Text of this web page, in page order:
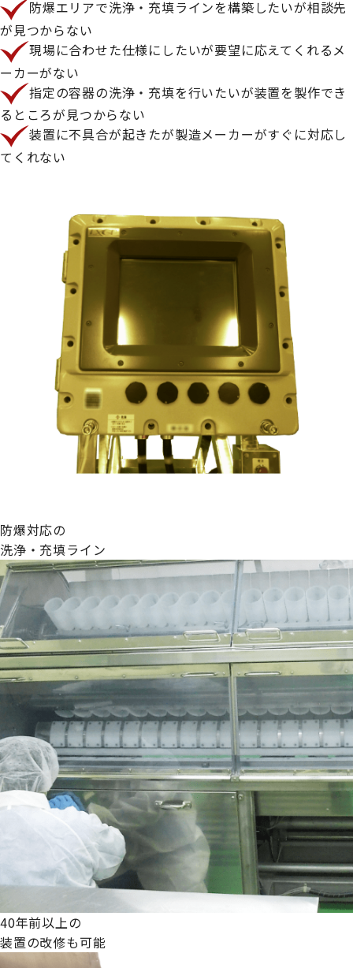
防爆エリアで洗浄・充填ラインを構築したいが相談先
が見つからない
現場に合わせた仕様にしたいが要望に応えてくれるメ
ーカーがない
指定の容器の洗浄・充填を行いたいが装置を製作でき
るところが見つからない
装置に不具合が起きたが製造メーカーがすぐに対応し
てくれない
防爆対応の
洗浄・充填ライン
40年前以上の
装置の改修も可能